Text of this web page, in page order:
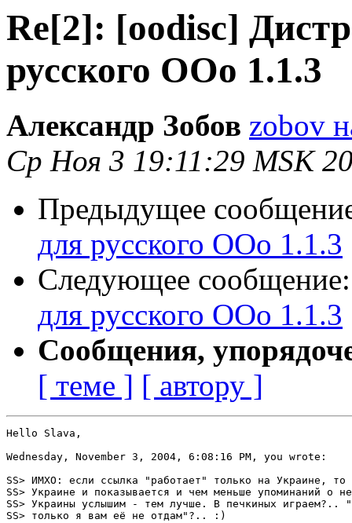
Re[2]: [oodisc]
русского ООо 1.1.3
Александр Зобов zobov
Ср Ноя 3 19:11:29 MSK
Предыдущее
для русского ООо 1.1.3
Следующее
для русского ООо 1.1.3
Сообщения,
[ теме ] [ автору ]
Hello Slava,
Wednesday, November 3, 2004, 6:08:16 PM, you wrote:
SS> ИМХО: если ссылка "работает" только на Украине,
SS> Украине и показывается и чем меньше упоминаний о
SS> Украины услышим - тем лучше. В печкиных играем?..
SS> только я вам её не отдам"?.. :)